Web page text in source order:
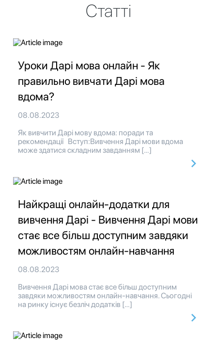
Статті
Уроки Дарі мова онлайн - Як
правильно вивчати Дарі мова
вдома?
08.08.2023
Як вивчити Дарі мову вдома: поради та
рекомендації Вступ:Вивчення Дарі мови вдома
може здатися складним завданням […]
Найкращі онлайн-додатки для
вивчення Дарі - Вивчення Дарі мови
стає все більш доступним завдяки
можливостям онлайн-навчання
08.08.2023
Вивчення Дарі мова стає все більш доступним
завдяки можливостям онлайн-навчання. Сьогодні
на ринку існує безліч додатків […]